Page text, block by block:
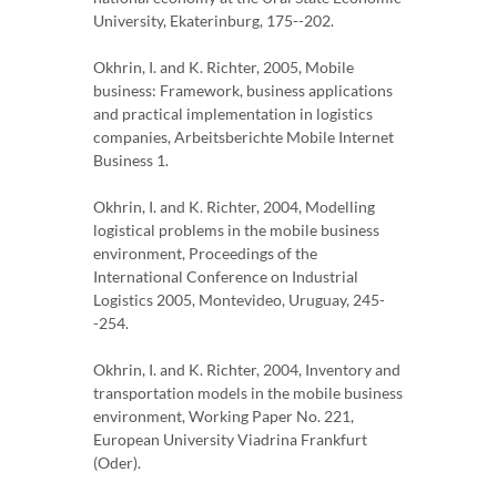
University, Ekaterinburg, 175--202.
Okhrin, I. and K. Richter, 2005, Mobile
business: Framework, business applications
and practical implementation in logistics
companies, Arbeitsberichte Mobile Internet
Business 1.
Okhrin, I. and K. Richter, 2004, Modelling
logistical problems in the mobile business
environment, Proceedings of the
International Conference on Industrial
Logistics 2005, Montevideo, Uruguay, 245-
-254.
Okhrin, I. and K. Richter, 2004, Inventory and
transportation models in the mobile business
environment, Working Paper No. 221,
European University Viadrina Frankfurt
(Oder).